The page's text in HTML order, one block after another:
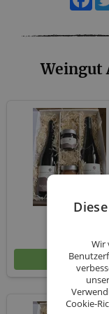
Weingut
Wir
Cookie-